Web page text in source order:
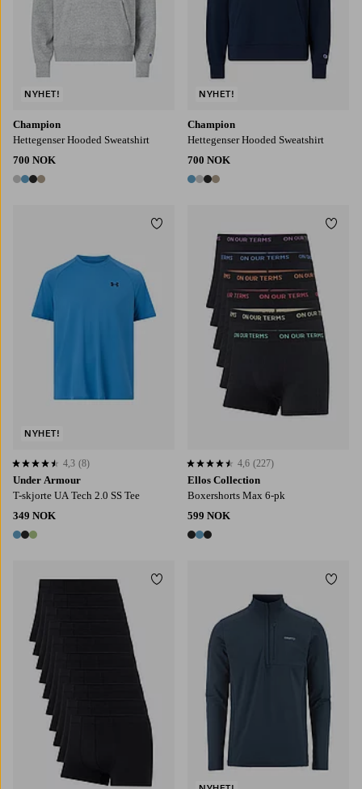
Champion
Hettegenser Hooded Sweatshirt
700 NOK
4 farger
NYHET!
Champion
Hettegenser Hooded Sweatshirt
700 NOK
4 farger
NYHET!
Under Armour
T-skjorte UA Tech 2.0 SS Tee
349 NOK
3 farger
4,3 basert på 8 karaktergivninger
4,3 (8)
NYHET!
Legg til favoritter
Ellos Collection
Boxershorts Max 6-pk
599 NOK
3 farger
4,6 basert på 227 karaktergivninger
4,6 (227)
Legg til favoritter
2XL